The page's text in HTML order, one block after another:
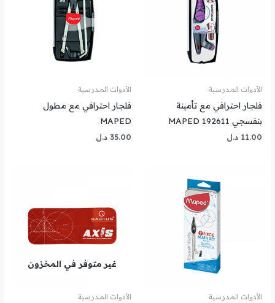
الأدوات المدرسية
فلجار احترافي مع تأمينة
بنفسجي MAPED 192611
11.00 د.ل
الأدوات المدرسية
فلجار احترافي مع مطول
MAPED
35.00 د.ل
الأدوات المدرسية
غير متوفر في المخزون
الأدوات المدرسية